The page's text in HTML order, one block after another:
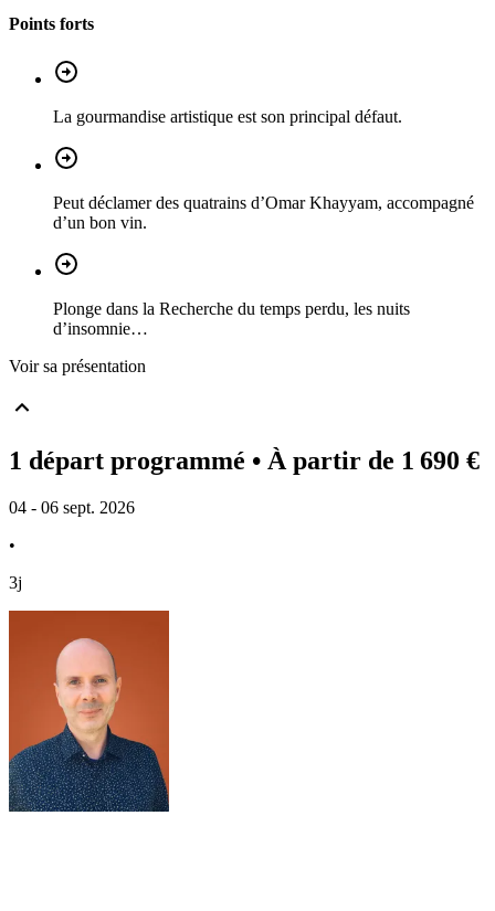
Points forts
La gourmandise artistique est son principal défaut.
Peut déclamer des quatrains d’Omar Khayyam, accompagné
d’un bon vin.
Plonge dans la Recherche du temps perdu, les nuits
d’insomnie…
Voir sa présentation
1 départ programmé • À partir de 1 690 €
04 - 06 sept. 2026
•
3j